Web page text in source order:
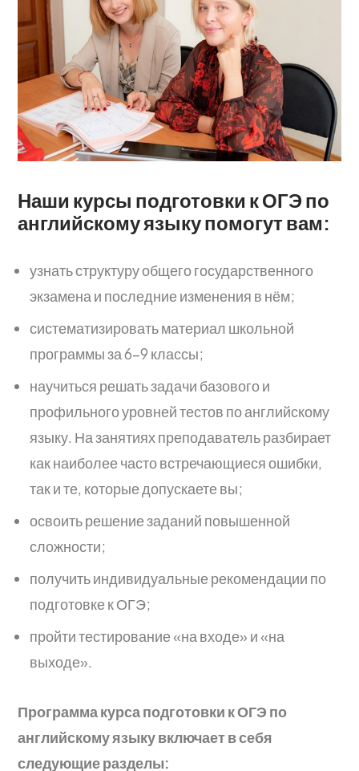
Наши курсы подготовки к ОГЭ по
английскому языку помогут вам:
узнать структуру общего государственного
экзамена и последние изменения в нём;
систематизировать материал школьной
программы за 6–9 классы;
научиться решать задачи базового и
профильного уровней тестов по английскому
языку. На занятиях преподаватель разбирает
как наиболее часто встречающиеся ошибки,
так и те, которые допускаете вы;
освоить решение заданий повышенной
сложности;
получить индивидуальные рекомендации по
подготовке к ОГЭ;
пройти тестирование «на входе» и «на
выходе».
Программа курса подготовки к ОГЭ по
английскому языку включает в себя
следующие разделы: